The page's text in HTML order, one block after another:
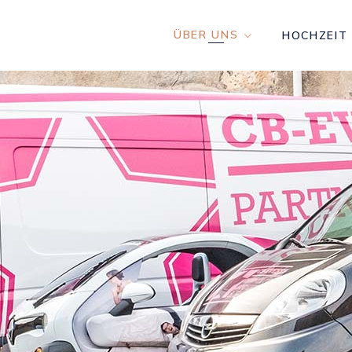
ÜBER UNS HOCHZEIT